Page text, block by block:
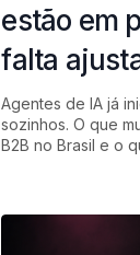
estão em
falta
Agentes de IA já
sozinhos. O que
B2B no Brasil e o